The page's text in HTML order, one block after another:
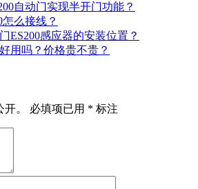
自动门实现半开门功能？
怎么接线？
ES200感应器的安装位置？
用吗？价格贵不贵？
。 必填项已用 * 标注